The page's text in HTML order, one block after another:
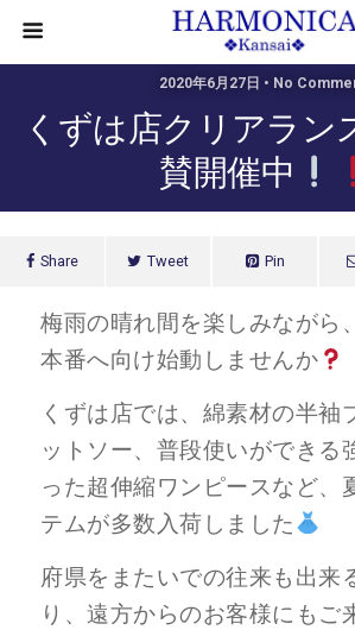
2020年6月27日 • No
くずは店クリアラン
賛開催中
Share Tweet Pin
梅雨の晴れ間を楽しみながら
本番へ向け始動しませんか
くずは店では、綿素材の半袖
ットソー、普段使いができる
った超伸縮ワンピースなど、
テムが多数入荷しました
府県をまたいでの往来も出来
り、遠方からのお客様にもご